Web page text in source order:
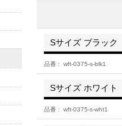
Sサイズ ブラック
品番 wft-0375-s-blk1
Sサイズ ホワイト
品番 wft-0375-s-wht1